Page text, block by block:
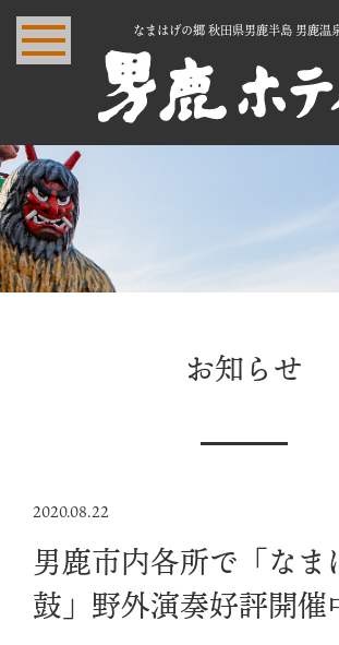
なまはげの郷 秋田県男鹿半島 男鹿温
お知らせ
2020.08.22
男鹿市内各所で「なま
鼓」野外演奏好評開催